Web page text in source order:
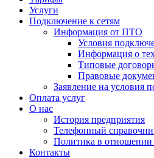
Услуги
Подключение к сетям
Информация от ПТО
Условия
Информация о
Типовые
Правовые
Заявление на условия
Оплата услуг
О нас
История предприятия
Телефонный
Политика в отношении
Контакты